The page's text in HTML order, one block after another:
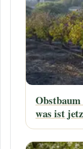
was ist